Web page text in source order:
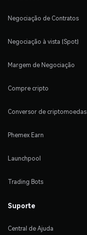
Negociação de Contratos
Negociação à vista (Spot)
Margem de Negociação
Compre cripto
Conversor de criptomoedas
Phemex Earn
Launchpool
Trading Bots
Suporte
Central de Ajuda